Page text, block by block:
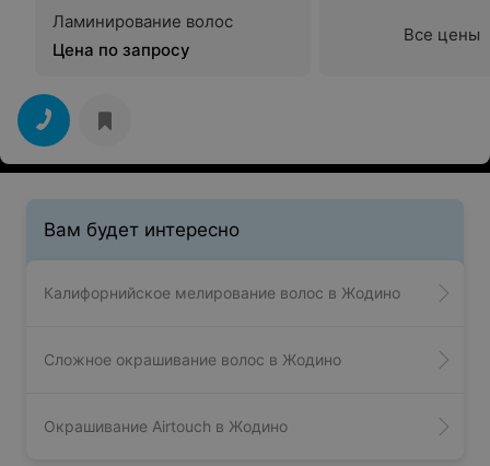
Ламинирование волос
Цена по запросу
Все цены
Вам будет интересно
Калифорнийское мелирование волос в Жодино
Сложное окрашивание волос в Жодино
Окрашивание Airtouch в Жодино